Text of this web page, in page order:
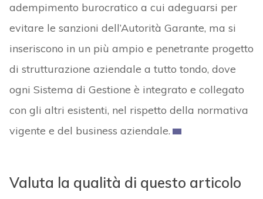
adempimento burocratico a cui adeguarsi per
evitare le sanzioni dell’Autorità Garante, ma si
inseriscono in un più ampio e penetrante progetto
di strutturazione aziendale a tutto tondo, dove
ogni Sistema di Gestione è integrato e collegato
con gli altri esistenti, nel rispetto della normativa
vigente e del business aziendale.
Valuta la qualità di questo articolo